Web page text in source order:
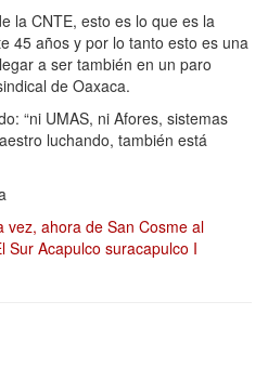
la CNTE, esto es lo que es la
45 años y por lo tanto esto es una
a ser también en un paro
de Oaxaca.
“ni UMAS, ni Afores, sistemas
luchando, también está
vez, ahora de San Cosme al
Sur Acapulco suracapulco I